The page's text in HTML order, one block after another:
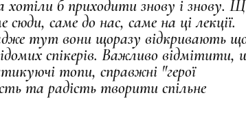
хотіли б приходити знову і знову.
саме до нас, саме на ці лекції.
тут вони щоразу відкривають
спікерів. Важливо відмітити,
топи, справжні "герої
та радість творити спільне